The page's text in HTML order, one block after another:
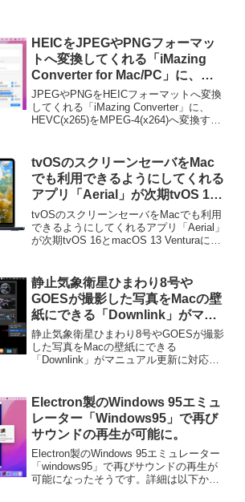
HEICをJPEGやPNGフォーマッ
トへ変換してくれる「iMazing
Converter for Mac/PC」に、
HEVC(x265)をMPEG-4(x264)へ
変換する機能が追加。
JPEGやPNGをHEICフォーマットへ変換
してくれる「iMazing Converter」に、
HEVC(x265)をMPEG-4(x264)へ変換する
tvOSのスクリーンセーバをMac
でも利用できるようにしてくれる
アプリ「Aerial」が次期tvOS 16
とmacOS 13 Venturaに初期対
応。
tvOSのスクリーンセーバをMacでも利用
できるようにしてくれるアプリ「Aerial」
が次期tvOS 16とmacOS 13 Venturaに初
静止気象衛星ひまわり8号や
GOESが撮影した写真をMacの壁
紙にできる「Downlink」がマニ
ュアル更新に対応。
静止気象衛星ひまわり8号やGOESが撮影
した写真をMacの壁紙にできる
「Downlink」がマニュアル更新に対応し
Electron製のWindows 95エミュ
レーター「Windows95」で再び
サウンドの再生が可能に。
Electron製のWindows 95エミュレーター
「windows95」で再びサウンドの再生が
可能になったそうです。詳細は以下か